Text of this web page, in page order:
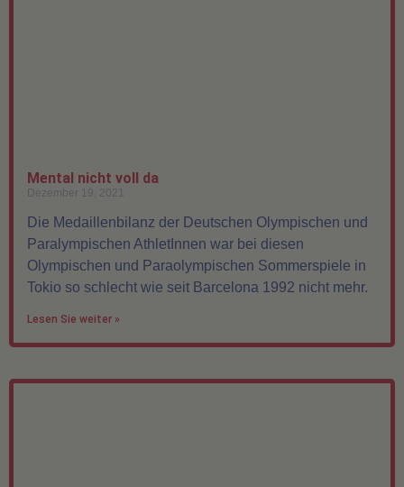
Mental nicht voll da
Dezember 19, 2021
Die Medaillenbilanz der Deutschen Olympischen und
Paralympischen AthletInnen war bei diesen
Olympischen und Paraolympischen Sommerspiele in
Tokio so schlecht wie seit Barcelona 1992 nicht mehr.
Lesen Sie weiter »